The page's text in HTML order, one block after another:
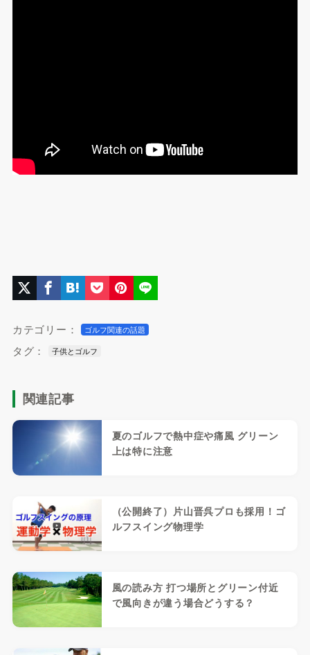
カテゴリー： ゴルフ関連の話題
タグ： 子供とゴルフ
関連記事
夏のゴルフで熱中症や痛風 グリーン
上は特に注意
（公開終了）片山晋呉プロも採用！ゴ
ルフスイング物理学
風の読み方 打つ場所とグリーン付近
で風向きが違う場合どうする？